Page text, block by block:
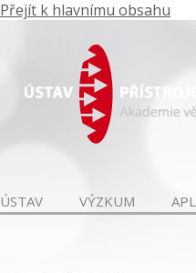
Přejít k hlavnímu obsahu
ÚSTAV VÝZKUM